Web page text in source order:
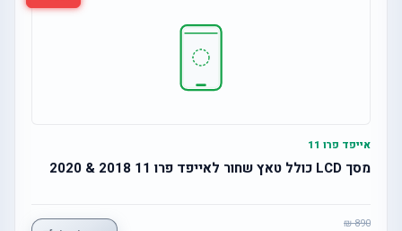
אייפד פרו 11
מסך LCD כולל טאץ שחור לאייפד פרו 11 2018 & 2020
890